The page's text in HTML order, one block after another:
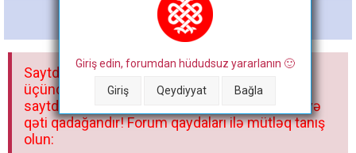
a
Bitdi
Giriş edin, forumdan hüdudsuz yararlanın 🙂
Giriş Qeydiyyat Bağla
Saytdakı materiallar yalnız fərdi istifadəniz
üçündür. Materialları istisnasız heç bir qrupda,
saytda və sosial şəbəkədə paylaşmaq olmaz və
qəti qadağandır! Forum qaydaları ilə mütləq tanış
olun: